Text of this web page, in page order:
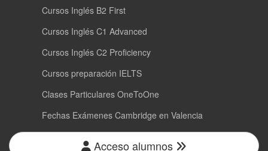
Cursos Inglés B2 First
Cursos Inglés C1 Advanced
Cursos Inglés C2 Proficiency
Cursos preparación IELTS
Clases Particulares OneToOne
Fechas Exámenes Cambridge en Valencia
Acceso alumnos